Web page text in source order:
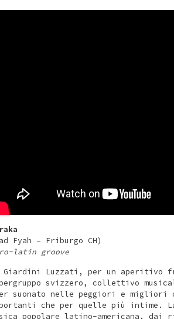
Fyah – Friburgo CH)
latin groove
Giardini Luzzati, per un aperitivo
svizzero, collettivo
suonato nelle peggiori e
che per quelle più intime.
popolare latino-americana, dai